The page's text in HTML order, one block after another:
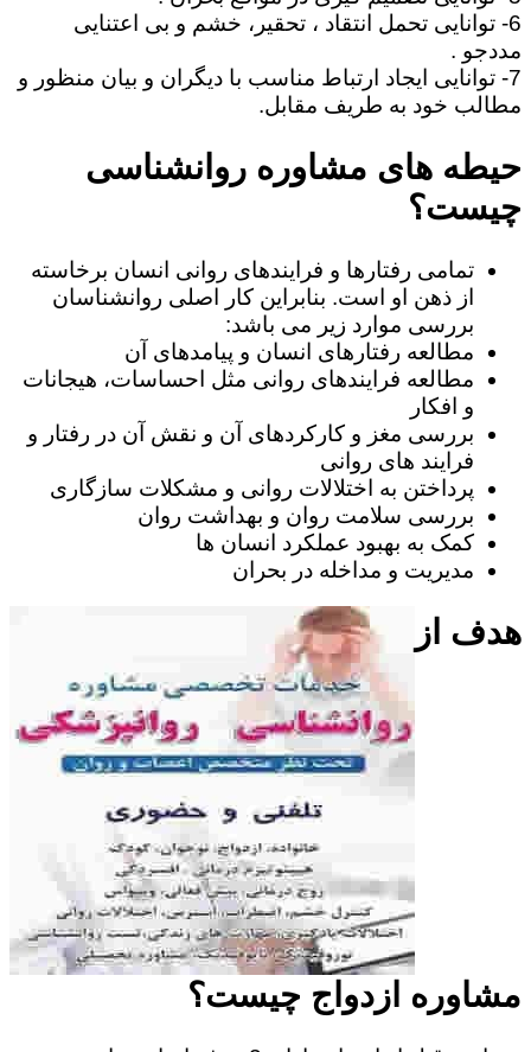
6- توانایی تحمل انتقاد ، تحقیر، خشم و بی اعتنایی
مددجو .
7- توانایی ایجاد ارتباط مناسب با دیگران و بیان منظور و
مطالب خود به طریف مقابل.
حیطه های مشاوره روانشناسی
چیست؟
تمامی رفتارها و فرایندهای روانی انسان برخاسته
از ذهن او است. بنابراین کار اصلی روانشناسان
بررسی موارد زیر می باشد:
مطالعه رفتارهای انسان و پیامدهای آن
مطالعه فرایندهای روانی مثل احساسات، هیجانات
و افکار
بررسی مغز و کارکردهای آن و نقش آن در رفتار و
فرایند های روانی
پرداختن به اختلالات روانی و مشکلات سازگاری
بررسی سلامت روان و بهداشت روان
کمک به بهبود عملکرد انسان ها
مدیریت و مداخله در بحران
هدف از
مشاوره ازدواج چیست؟